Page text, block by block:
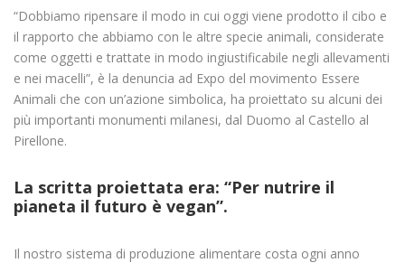
“Dobbiamo ripensare il modo in cui oggi viene prodotto il cibo e
il rapporto che abbiamo con le altre specie animali, considerate
come oggetti e trattate in modo ingiustificabile negli allevamenti
e nei macelli”, è la denuncia ad Expo del movimento Essere
Animali che con un’azione simbolica, ha proiettato su alcuni dei
più importanti monumenti milanesi, dal Duomo al Castello al
Pirellone.
La scritta proiettata era: “Per nutrire il
pianeta il futuro è vegan”.
Il nostro sistema di produzione alimentare costa ogni anno